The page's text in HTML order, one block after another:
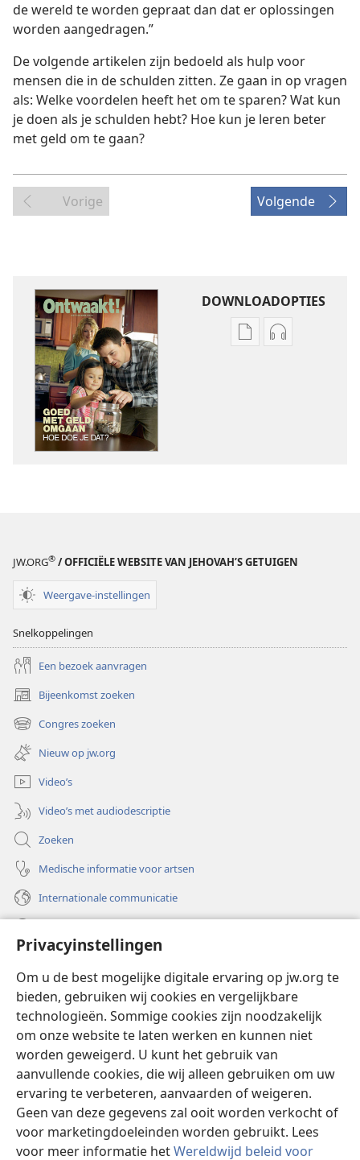
Privacyinstellingen
Om u de best mogelijke digitale ervaring op jw.org te
bieden, gebruiken wij cookies en vergelijkbare
technologieën. Sommige cookies zijn noodzakelijk
om onze website te laten werken en kunnen niet
worden geweigerd. U kunt het gebruik van
aanvullende cookies, die wij alleen gebruiken om uw
ervaring te verbeteren, aanvaarden of weigeren.
Geen van deze gegevens zal ooit worden verkocht of
voor marketingdoeleinden worden gebruikt. Lees
voor meer informatie hetWereldwijd beleid voor
de wereld te worden gepraat dan dat er oplossingen
worden aangedragen.”
De volgende artikelen zijn bedoeld als hulp voor
mensen die in de schulden zitten. Ze gaan in op vragen
als: Welke voordelen heeft het om te sparen? Wat kun
je doen als je schulden hebt? Hoe kun je leren beter
met geld om te gaan?
Vorige Volgende
DOWNLOADOPTIES
Downloadopties
JW.ORG® / OFFICIËLE WEBSITE VAN JEHOVAH’S GETUIGEN
Weergave-instellingen
Snelkoppelingen
Een bezoek aanvragen
Bijeenkomst zoeken
(opent
nieuw
venster)
Congres zoeken
(opent
nieuw
venster)
Nieuw op jw.org
Video’s
Video’s met audiodescriptie
Zoeken
Medische informatie voor artsen
Internationale communicatie
(opent
nieuw
venster)Watchtower ONLINE LIBRARY™
(opent
nieuw
venster)JW Hub ®
(opent
nieuw
venster)
®
Watchtower Library